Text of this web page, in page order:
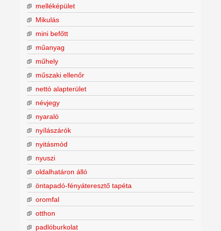
melléképület
Mikulás
mini befőtt
műanyag
műhely
műszaki ellenőr
nettó alapterület
névjegy
nyaraló
nyílászárók
nyitásmód
nyuszi
oldalhatáron álló
öntapadó-fényáteresztő tapéta
oromfal
otthon
padlóburkolat